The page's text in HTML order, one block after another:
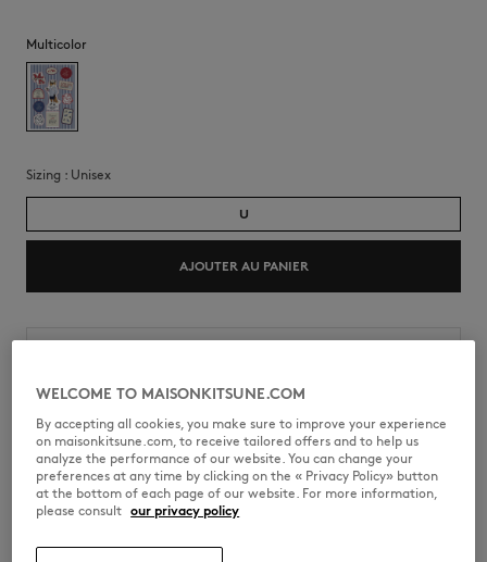
Multicolor
Sizing : unisex
U
AJOUTER AU PANIER
Date de livraison estimée : 12/08/2026
S06KACW00003-M000
WELCOME TO MAISONKITSUNE.COM
By accepting all cookies, you make sure to improve your experience
on maisonkitsune.com, to receive tailored offers and to help us
analyze the performance of our website. You can change your
preferences at any time by clicking on the « Privacy Policy» button
at the bottom of each page of our website. For more information,
please consult our privacy policy